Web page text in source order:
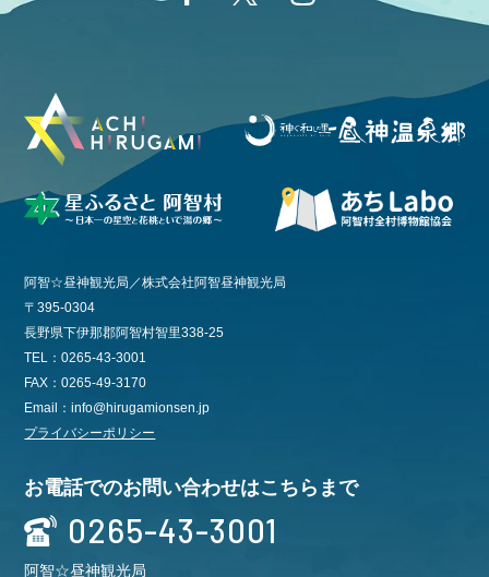
阿智☆昼神観光局／株式会社阿智昼神観光局
〒395-0304
長野県下伊那郡阿智村智里338-25
TEL：0265-43-3001
FAX：0265-49-3170
Email：info@hirugamionsen.jp
プライバシーポリシー
お電話でのお問い合わせはこちらまで
0265-43-3001
阿智☆昼神観光局